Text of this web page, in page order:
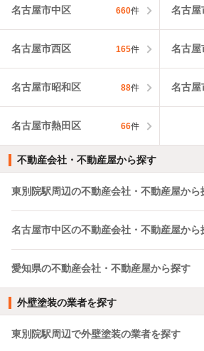
名古屋市中区 660件 名古屋
名古屋市西区 165件 名古屋
名古屋市昭和区 88件 名古屋
名古屋市熱田区 66件
不動産会社・不動産屋から探す
東別院駅周辺の不動産会社・不動産屋から
名古屋市中区の不動産会社・不動産屋から
愛知県の不動産会社・不動産屋から探す
外壁塗装の業者を探す
東別院駅周辺で外壁塗装の業者を探す